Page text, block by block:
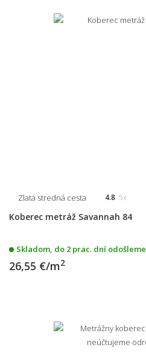
Zlatá stredná cesta 4.8 5x
Koberec metráž Savannah 84
Skladom, do 2 prac. dní odošleme
26,55 €/m2